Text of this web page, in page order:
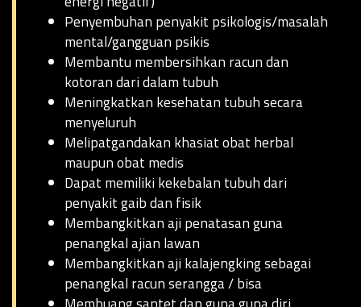
Penyembuhan penyakit psikologis/masalah
mental/gangguan psikis
Membantu membersihkan racun dan
kotoran dari dalam tubuh
Meningkatkan kesehatan tubuh secara
menyeluruh
Melipatgandakan khasiat obat herbal
maupun obat medis
Dapat memiliki kekebalan tubuh dari
penyakit gaib dan fisik
Membangkitkan aji penatasan guna
penangkal ajian lawan
Membangkitkan aji kalajengking sebagai
penangkal racun serangga / bisa